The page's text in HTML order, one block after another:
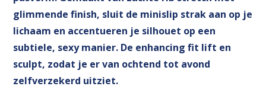
glimmende finish, sluit de minislip strak aan op je
lichaam en accentueren je silhouet op een
subtiele, sexy manier. De enhancing fit lift en
sculpt, zodat je er van ochtend tot avond
zelfverzekerd uitziet.